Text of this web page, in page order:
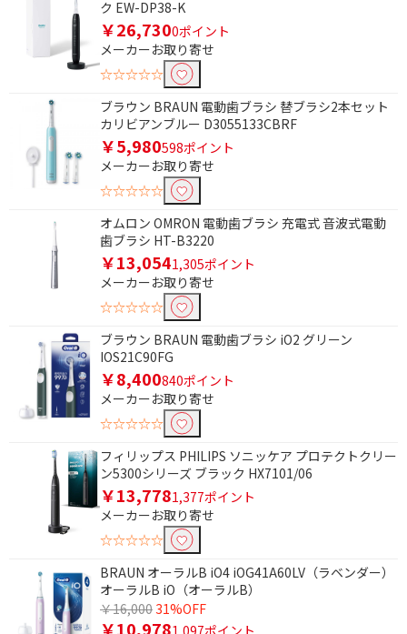
ク EW-DP38-K
￥26,7300ポイント
メーカーお取り寄せ
☆☆☆☆☆
ブラウン BRAUN 電動歯ブラシ 替ブラシ2本セット
カリビアンブルー D3055133CBRF
￥5,980598ポイント
メーカーお取り寄せ
☆☆☆☆☆
オムロン OMRON 電動歯ブラシ 充電式 音波式電動
歯ブラシ HT-B3220
￥13,0541,305ポイント
メーカーお取り寄せ
☆☆☆☆☆
ブラウン BRAUN 電動歯ブラシ iO2 グリーン
IOS21C90FG
￥8,400840ポイント
メーカーお取り寄せ
☆☆☆☆☆
フィリップス PHILIPS ソニッケア プロテクトクリー
ン5300シリーズ ブラック HX7101/06
￥13,7781,377ポイント
メーカーお取り寄せ
☆☆☆☆☆
BRAUN オーラルB iO4 iOG41A60LV（ラベンダー）
オーラルB iO（オーラルB）
￥16,00031%OFF
￥10,978
電源で絞り込む
電源方式で絞り込む
充電式
交流式
種類で絞り込む
その他
磨き方式で絞り込む
振動式
音波振動式
回転式
スマホアプリ対応で絞り込む
対応
本体丸洗いで絞り込む
丸洗い可能 丸洗い不可
対応電圧で絞り込む